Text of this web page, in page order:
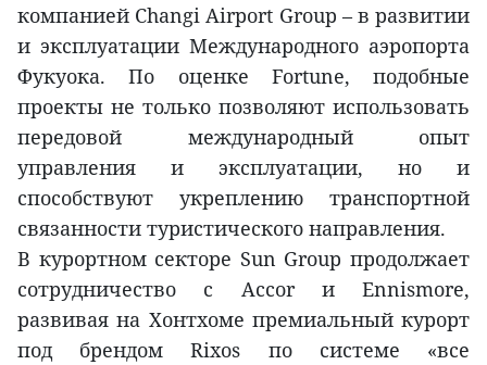
компанией Changi Airport Group – в развитии
и эксплуатации Международного аэропорта
Фукуока. По оценке Fortune, подобные
проекты не только позволяют использовать
передовой международный опыт
управления и эксплуатации, но и
способствуют укреплению транспортной
связанности туристического направления.
В курортном секторе Sun Group продолжает
сотрудничество с Accor и Ennismore,
развивая на Хонтхоме премиальный курорт
под брендом Rixos по системе «все